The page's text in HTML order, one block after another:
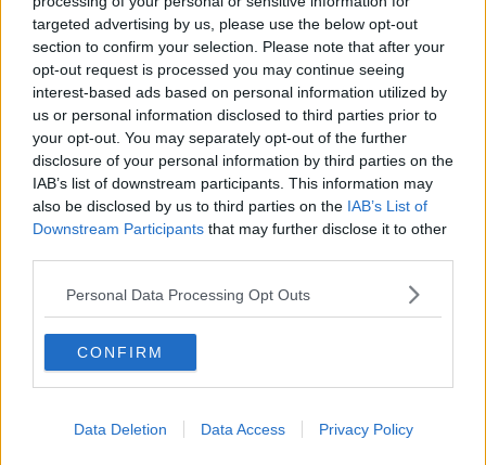
targeted advertising by us, please use the below opt-out
section to confirm your selection. Please note that after your
opt-out request is processed you may continue seeing
interest-based ads based on personal information utilized by
us or personal information disclosed to third parties prior to
your opt-out. You may separately opt-out of the further
disclosure of your personal information by third parties on the
IAB’s list of downstream participants. This information may
also be disclosed by us to third parties on the IAB’s List of
Downstream Participants that may further disclose it to other
Personal Data Processing Opt Outs
CONFIRM
Data Deletion Data Access Privacy Policy
​Prendiamoci un pò meno sul serio
​L’anno che verrà
​Cazzullo e nostre radici
​Come un elefante in soggiorno
​Abbiamo perso tutti
E se le cose non vanno come vorresti?
​Chi sono i genitori elicottero
Come è davvero la terapia
Quando il diritto alla disconnessione non viene accolto
​L’importanza della comunicazione in famiglia
​Il diritto ad essere disconnessi
​Il pensiero dicotomico e la salute mentale
​La Clownterapia
L’invisibile fatica mentale
Vacanze a km zero
​Buone Vacan(si)e!
​Storie antiche di tempi moderni